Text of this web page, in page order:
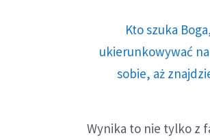
Kto szuka
ukierunkowywać
sobie, aż
Wynika to nie tylko z